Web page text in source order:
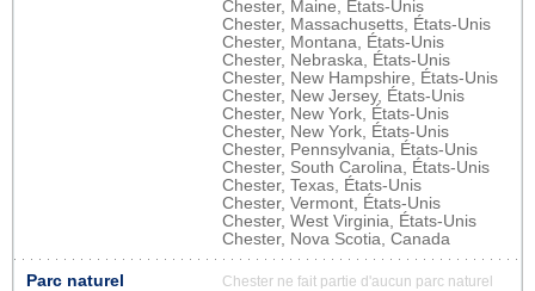
Chester, Maine, États-Unis
Chester, Massachusetts, États-Unis
Chester, Montana, États-Unis
Chester, Nebraska, États-Unis
Chester, New Hampshire, États-Unis
Chester, New Jersey, États-Unis
Chester, New York, États-Unis
Chester, New York, États-Unis
Chester, Pennsylvania, États-Unis
Chester, South Carolina, États-Unis
Chester, Texas, États-Unis
Chester, Vermont, États-Unis
Chester, West Virginia, États-Unis
Chester, Nova Scotia, Canada
Parc naturel Chester ne fait partie d'aucun parc naturel